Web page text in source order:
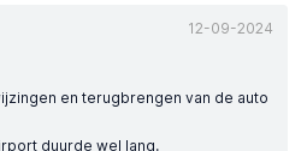
12-09-2024
en terugbrengen van de auto
duurde wel lang.